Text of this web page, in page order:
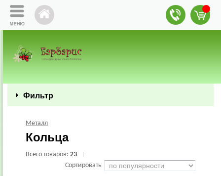
Фильтр
Металл
Кольца
Всего товаров: 23
Сортировать